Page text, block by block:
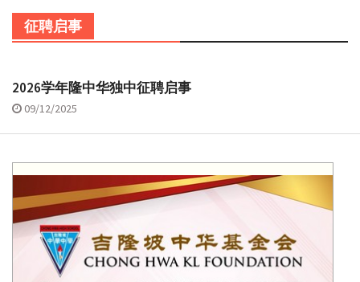
征聘启事
2026学年隆中华独中征聘启事
09/12/2025